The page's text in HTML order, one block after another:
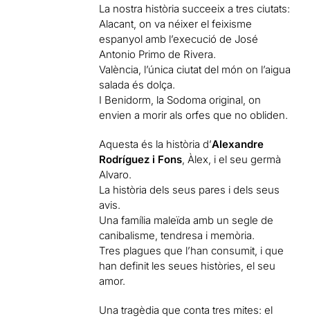
La nostra història succeeix a tres ciutats:
Alacant, on va néixer el feixisme
espanyol amb l’execució de José
Antonio Primo de Rivera.
València, l’única ciutat del món on l’aigua
salada és dolça.
I Benidorm, la Sodoma original, on
envien a morir als orfes que no obliden.
Aquesta és la història d’Alexandre
Rodríguez i Fons, Àlex, i el seu germà
Alvaro.
La història dels seus pares i dels seus
avis.
Una família maleïda amb un segle de
canibalisme, tendresa i memòria.
Tres plagues que l’han consumit, i que
han definit les seues històries, el seu
amor.
Una tragèdia que conta tres mites: el